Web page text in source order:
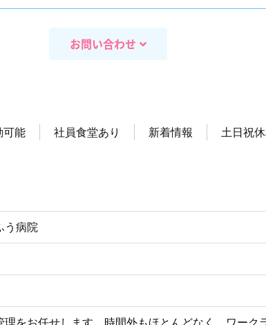
お問い合わせ
可能 社員食堂あり 新着情報 土日祝
う病院